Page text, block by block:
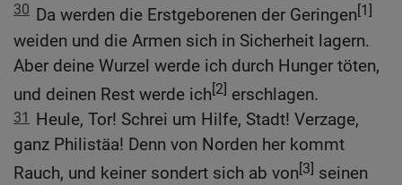
30 Da werden die Erstgeborenen der Geringen[1]
weiden und die Armen sich in Sicherheit lagern.
Aber deine Wurzel werde ich durch Hunger töten,
und deinen Rest werde ich[2] erschlagen.
31
Heule, Tor! Schrei um Hilfe, Stadt! Verzage,
ganz Philistäa! Denn von Norden her kommt
Rauch, und keiner sondert sich ab von[3] seinen